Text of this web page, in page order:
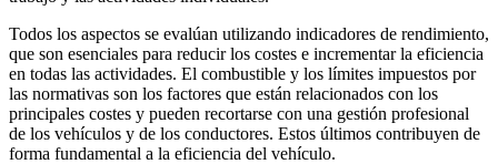
Todos los aspectos se evalúan utilizando indicadores de rendimiento,
que son esenciales para reducir los costes e incrementar la eficiencia
en todas las actividades. El combustible y los límites impuestos por
las normativas son los factores que están relacionados con los
principales costes y pueden recortarse con una gestión profesional
de los vehículos y de los conductores. Estos últimos contribuyen de
forma fundamental a la eficiencia del vehículo.